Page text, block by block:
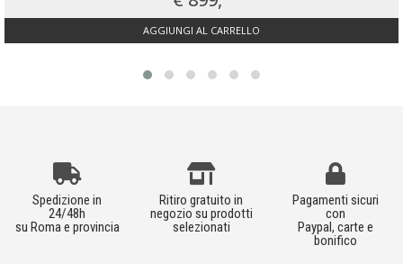
AGGIUNGI AL CARRELLO
Spedizione in
24/48h
su Roma e provincia
Ritiro gratuito in
negozio su prodotti
selezionati
Pagamenti sicuri
con
Paypal, carte e
bonifico